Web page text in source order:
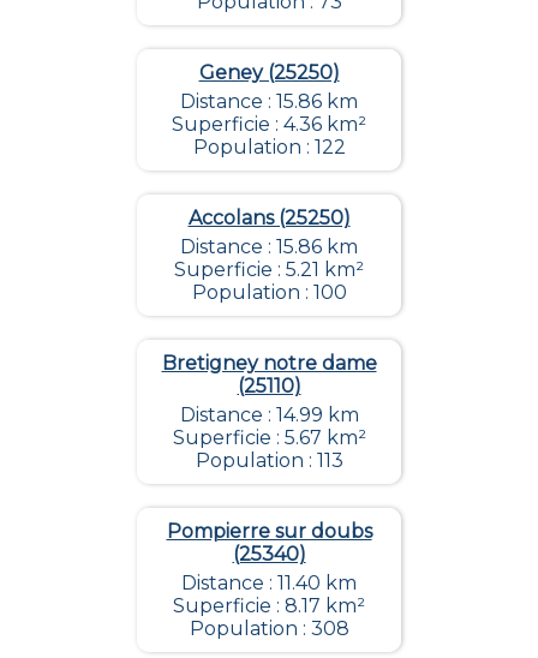
Geney (25250)
Distance : 15.86 km
Superficie : 4.36 km²
Population : 122
Accolans (25250)
Distance : 15.86 km
Superficie : 5.21 km²
Population : 100
Bretigney notre dame
(25110)
Distance : 14.99 km
Superficie : 5.67 km²
Population : 113
Pompierre sur doubs
(25340)
Distance : 11.40 km
Superficie : 8.17 km²
Population : 308